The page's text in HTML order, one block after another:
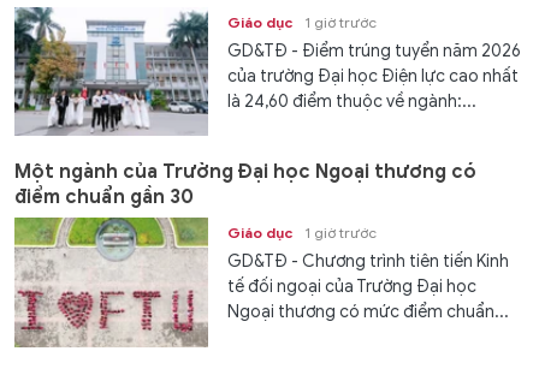
Giáo dục 1 giờ trước
GD&TĐ - Điểm trúng tuyển năm 2026
của trường Đại học Điện lực cao nhất
là 24,60 điểm thuộc về ngành:...
Một ngành của Trường Đại học Ngoại thương có
điểm chuẩn gần 30
Giáo dục 1 giờ trước
GD&TĐ - Chương trình tiên tiến Kinh
tế đối ngoại của Trường Đại học
Ngoại thương có mức điểm chuẩn...